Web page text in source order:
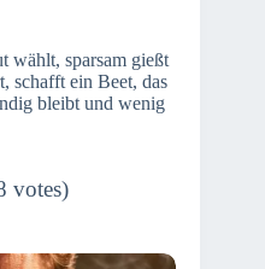
wählt, sparsam gießt
schafft ein Beet, das
bleibt und wenig
votes)